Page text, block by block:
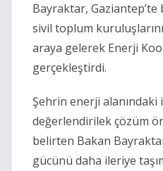
Bayraktar, Gaziantep’te
sivil toplum
araya gelerek Enerji
gerçekleştirdi.
Şehrin enerji
değerlendirilek çözüm
belirten Bakan
gücünü daha ileriye